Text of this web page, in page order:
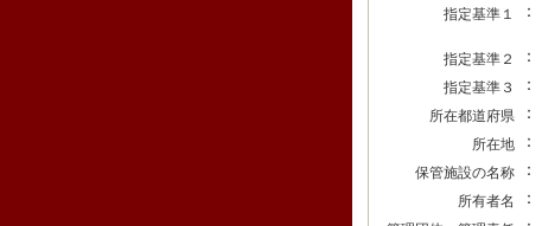
指定基準１ ：
指定基準２
：
指定基準３
：
所在都道府県 ：
所在地
：
保管施設の名称
：
所有者名
：